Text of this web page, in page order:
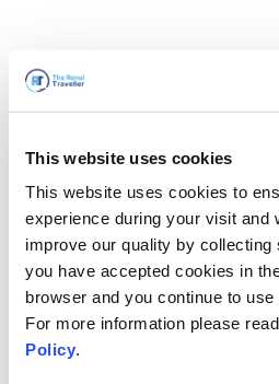
This website uses cookies
This website uses cookies to
experience during your visit and
improve our quality by
you have accepted cookies in
browser and you continue to
For more information please
Policy.